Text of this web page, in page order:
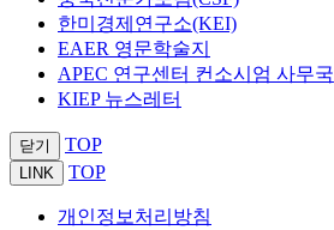
한미경제연구소(KEI)
EAER 영문학술지
APEC 연구센터 컨소시엄 사무국
KIEP 뉴스레터
닫기 TOP
LINK TOP
개인정보처리방침